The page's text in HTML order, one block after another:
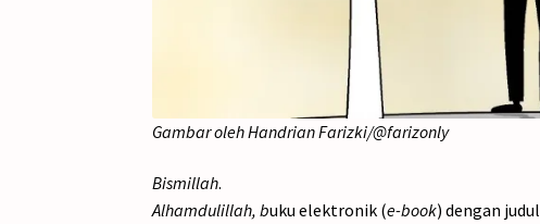
Gambar oleh Handrian Farizki/@farizonly
Bismillah.
Alhamdulillah, buku elektronik (e-book) dengan judul